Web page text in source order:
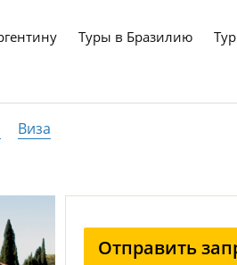
Туры в Бразилию
Виза
Отправить